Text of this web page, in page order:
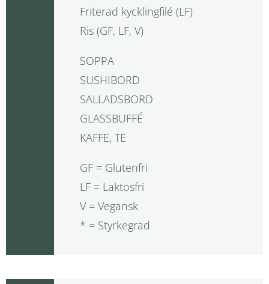
Friterad kycklingfilé (LF)
Ris (GF, LF, V)
SOPPA
SUSHIBORD
SALLADSBORD
GLASSBUFFÉ
KAFFE, TE
GF = Glutenfri
LF = Laktosfri
V = Vegansk
* = Styrkegrad